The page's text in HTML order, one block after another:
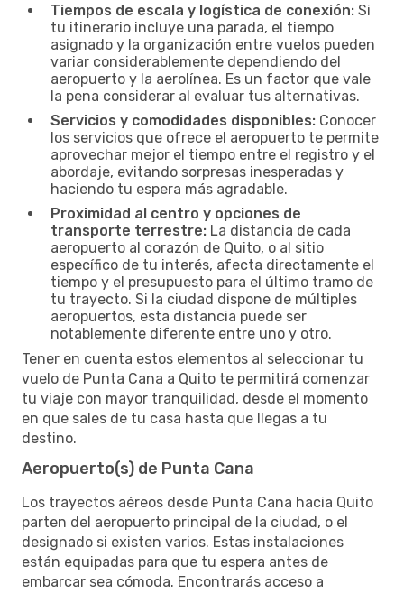
Tiempos de escala y logística de conexión: Si
tu itinerario incluye una parada, el tiempo
asignado y la organización entre vuelos pueden
variar considerablemente dependiendo del
aeropuerto y la aerolínea. Es un factor que vale
la pena considerar al evaluar tus alternativas.
Servicios y comodidades disponibles: Conocer
los servicios que ofrece el aeropuerto te permite
aprovechar mejor el tiempo entre el registro y el
abordaje, evitando sorpresas inesperadas y
haciendo tu espera más agradable.
Proximidad al centro y opciones de
transporte terrestre: La distancia de cada
aeropuerto al corazón de Quito, o al sitio
específico de tu interés, afecta directamente el
tiempo y el presupuesto para el último tramo de
tu trayecto. Si la ciudad dispone de múltiples
aeropuertos, esta distancia puede ser
notablemente diferente entre uno y otro.
Tener en cuenta estos elementos al seleccionar tu
vuelo de Punta Cana a Quito te permitirá comenzar
tu viaje con mayor tranquilidad, desde el momento
en que sales de tu casa hasta que llegas a tu
destino.
Aeropuerto(s) de Punta Cana
Los trayectos aéreos desde Punta Cana hacia Quito
parten del aeropuerto principal de la ciudad, o el
designado si existen varios. Estas instalaciones
están equipadas para que tu espera antes de
embarcar sea cómoda. Encontrarás acceso a